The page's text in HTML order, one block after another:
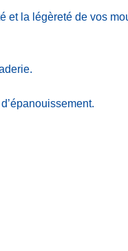
la légèreté de vos